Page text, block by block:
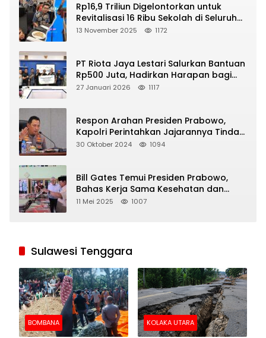
Rp16,9 Triliun Digelontorkan untuk
Revitalisasi 16 Ribu Sekolah di Seluruh
Indonesia
13 November 2025 1172
PT Riota Jaya Lestari Salurkan Bantuan
Rp500 Juta, Hadirkan Harapan bagi
Korban Bencana di Sumatera
27 Januari 2026 1117
Respon Arahan Presiden Prabowo,
Kapolri Perintahkan Jajarannya Tindak
Tegas Pelaku Judi Online
30 Oktober 2024 1094
Bill Gates Temui Presiden Prabowo,
Bahas Kerja Sama Kesehatan dan
Program Makan Bergizi Gratis
11 Mei 2025 1007
Sulawesi Tenggara
BOMBANA KOLAKA UTARA